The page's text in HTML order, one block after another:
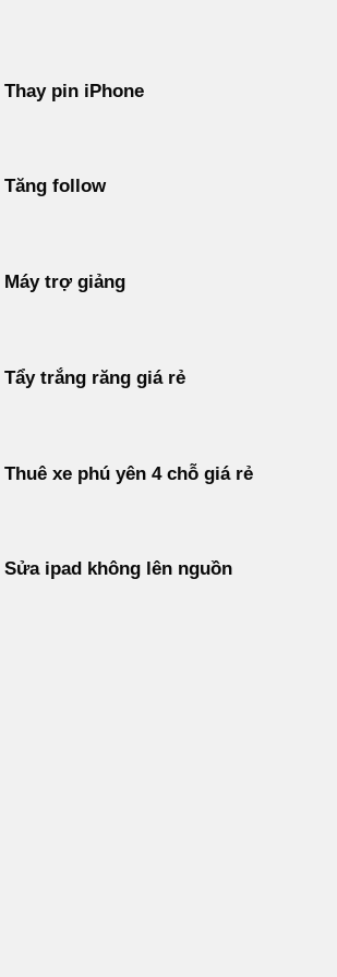
Thay pin iPhone
Tăng follow
Máy trợ giảng
Tẩy trắng răng giá rẻ
Thuê xe phú yên 4 chỗ giá rẻ
Sửa ipad không lên nguồn